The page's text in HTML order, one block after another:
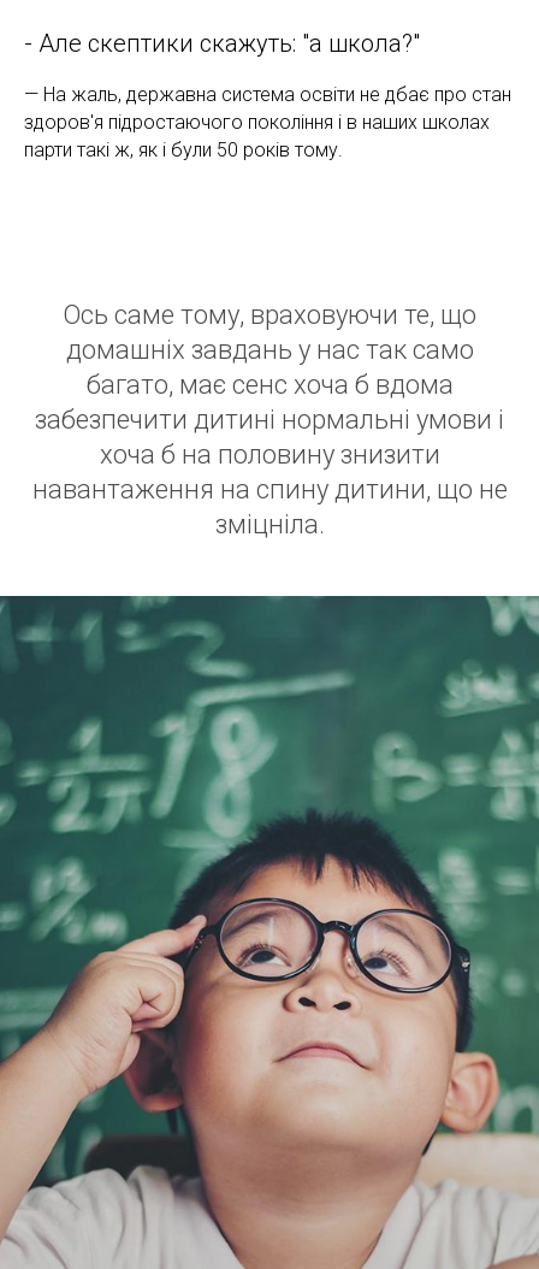
- Але скептики скажуть: "а школа?"
— На жаль, державна система освіти не дбає про стан
здоров'я підростаючого покоління і в наших школах
парти такі ж, як і були 50 років тому.
Ось саме тому, враховуючи те, що
домашніх завдань у нас так само
багато, має сенс хоча б вдома
забезпечити дитині нормальні умови і
хоча б на половину знизити
навантаження на спину дитини, що не
зміцніла.